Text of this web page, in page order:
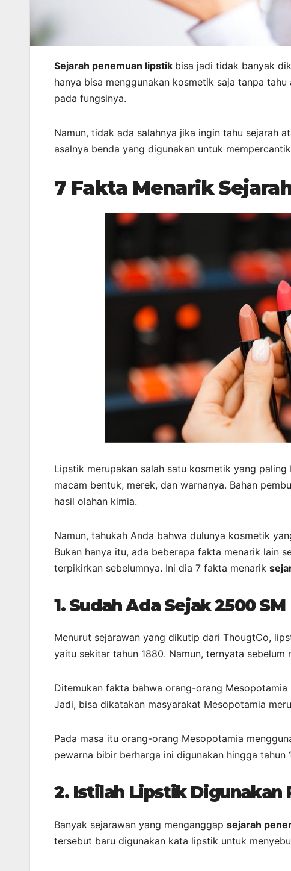
Sejarah penemuan lipstik bisa jadi tidak banyak
hanya bisa menggunakan kosmetik saja tanpa
pada fungsinya.
Namun, tidak ada salahnya jika ingin tahu sejarah
asalnya benda yang digunakan untuk
7 Fakta Menarik
Lipstik merupakan salah satu kosmetik yang
macam bentuk, merek, dan warnanya. Bahan
hasil olahan kimia.
Namun, tahukah Anda bahwa dulunya kosmetik
Bukan hanya itu, ada beberapa fakta menarik lain
terpikirkan sebelumnya. Ini dia 7 fakta menarik
1.Sudah Ada Sejak 2500 SM
Menurut sejarawan yang dikutip dari ThougtCo,
yaitu sekitar tahun 1880. Namun, ternyata
Ditemukan fakta bahwa orang-orang
Jadi, bisa dikatakan masyarakat Mesopotamia
Pada masa itu orang-orang Mesopotamia
pewarna bibir berharga ini digunakan hingga tahun
2. Istilah Lipstik Digunakan
Banyak sejarawan yang menganggap sejarah
tersebut baru digunakan kata lipstik untuk